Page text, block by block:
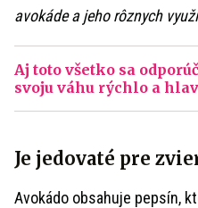
avokáde a jeho rôznych
Aj toto všetko sa
svoju váhu rýchlo a
Je jedovaté pre
Avokádo obsahuje pepsín,